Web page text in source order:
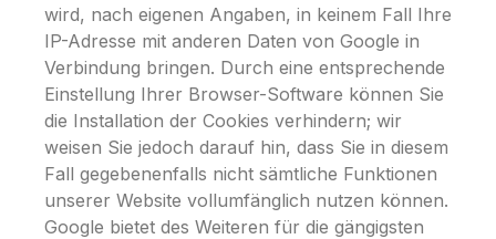
wird, nach eigenen Angaben, in keinem Fall Ihre
IP-Adresse mit anderen Daten von Google in
Verbindung bringen. Durch eine entsprechende
Einstellung Ihrer Browser-Software können Sie
die Installation der Cookies verhindern; wir
weisen Sie jedoch darauf hin, dass Sie in diesem
Fall gegebenenfalls nicht sämtliche Funktionen
unserer Website vollumfänglich nutzen können.
Google bietet des Weiteren für die gängigsten